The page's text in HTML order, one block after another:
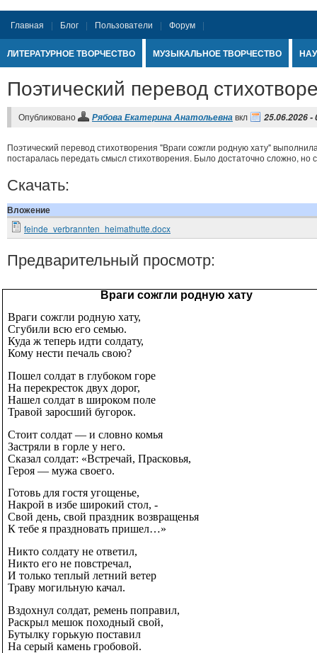
Главная Блог Пользователи Форум
ЛИТЕРАТУРНОЕ ТВОРЧЕСТВО МУЗЫКАЛЬНОЕ ТВОРЧЕСТВО
Поэтический перевод
Опубликовано Рябова Екатерина Анатольевнавкл 25.06.2026 -
Поэтический перевод стихотворения "Враги сожгли родную хату"
постаралась передать смысл стихотворения. Было достаточно сложно, но
Скачать:
Вложение
feinde_verbrannten_heimathutte.docx
Предварительный просмотр:
Враги сожгли родную хату
Враги сожгли родную хату,
Сгубили всю его семью.
Куда ж теперь идти солдату,
Кому нести печаль свою?
Пошел солдат в глубоком горе
На перекресток двух дорог,
Нашел солдат в широком поле
Травой заросший бугорок.
Стоит солдат — и словно комья
Застряли в горле у него.
Сказал солдат: «Встречай, Прасковья,
Героя — мужа своего.
Готовь для гостя угощенье,
Накрой в избе широкий стол, -
Свой день, свой праздник возвращенья
К тебе я праздновать пришел…»
Никто солдату не ответил,
Никто его не повстречал,
И только теплый летний ветер
Траву могильную качал.
Вздохнул солдат, ремень поправил,
Раскрыл мешок походный свой,
Бутылку горькую поставил
На серый камень гробовой.